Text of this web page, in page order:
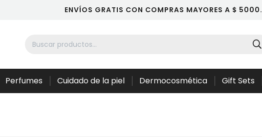
ENVÍOS GRATIS CON COMPRAS MAYORES A $ 5000.
Perfumes Cuidado de la piel Dermocosmética Gift Sets